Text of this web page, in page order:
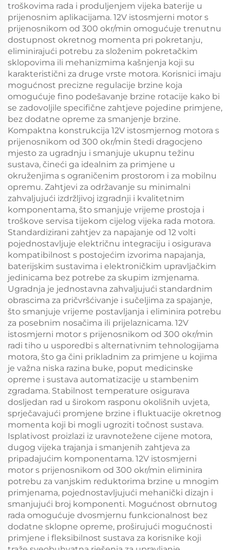
troškovima rada i produljenjem vijeka baterije u
prijenosnim aplikacijama. 12V istosmjerni motor s
prijenosnikom od 300 okr/min omogućuje trenutnu
dostupnost okretnog momenta pri pokretanju,
eliminirajući potrebu za složenim pokretačkim
sklopovima ili mehanizmima kašnjenja koji su
karakteristični za druge vrste motora. Korisnici imaju
mogućnost precizne regulacije brzine koja
omogućuje fino podešavanje brzine rotacije kako bi
se zadovoljile specifične zahtjeve pojedine primjene,
bez dodatne opreme za smanjenje brzine.
Kompaktna konstrukcija 12V istosmjernog motora s
prijenosnikom od 300 okr/min štedi dragocjeno
mjesto za ugradnju i smanjuje ukupnu težinu
sustava, čineći ga idealnim za primjene u
okruženjima s ograničenim prostorom i za mobilnu
opremu. Zahtjevi za održavanje su minimalni
zahvaljujući izdržljivoj izgradnji i kvalitetnim
komponentama, što smanjuje vrijeme prostoja i
troškove servisa tijekom cijelog vijeka rada motora.
Standardizirani zahtjev za napajanje od 12 volti
pojednostavljuje električnu integraciju i osigurava
kompatibilnost s postojećim izvorima napajanja,
baterijskim sustavima i elektroničkim upravljačkim
jedinicama bez potrebe za skupim izmjenama.
Ugradnja je jednostavna zahvaljujući standardnim
obrascima za pričvršćivanje i sučeljima za spajanje,
što smanjuje vrijeme postavljanja i eliminira potrebu
za posebnim nosačima ili prijelaznicama. 12V
istosmjerni motor s prijenosnikom od 300 okr/min
radi tiho u usporedbi s alternativnim tehnologijama
motora, što ga čini prikladnim za primjene u kojima
je važna niska razina buke, poput medicinske
opreme i sustava automatizacije u stambenim
zgradama. Stabilnost temperature osigurava
dosljedan rad u širokom rasponu okolišnih uvjeta,
sprječavajući promjene brzine i fluktuacije okretnog
momenta koji bi mogli ugroziti točnost sustava.
Isplativost proizlazi iz uravnotežene cijene motora,
dugog vijeka trajanja i smanjenih zahtjeva za
pripadajućim komponentama. 12V istosmjerni
motor s prijenosnikom od 300 okr/min eliminira
potrebu za vanjskim reduktorima brzine u mnogim
primjenama, pojednostavljujući mehanički dizajn i
smanjujući broj komponenti. Mogućnost obrnutog
rada omogućuje dvosmjernu funkcionalnost bez
dodatne sklopne opreme, proširujući mogućnosti
primjene i fleksibilnost sustava za korisnike koji